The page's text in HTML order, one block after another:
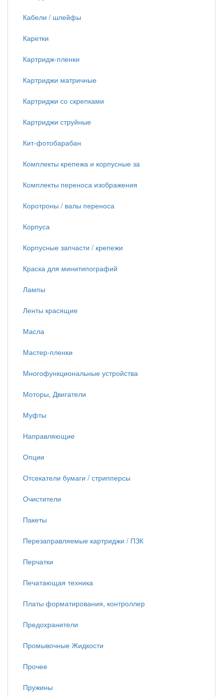
Кабели / шлейфы
Каретки
Картридж-пленки
Картриджи матричные
Картриджи со скрепками
Картриджи струйные
Кит-фотобарабан
Комплекты крепежа и корпусные за
Комплекты переноса изображения
Коротроны / валы переноса
Корпуса
Корпусные запчасти / крепежи
Краска для минитипографий
Лампы
Ленты красящие
Масла
Мастер-пленки
Многофункциональные устройства
Моторы, Двигатели
Муфты
Направляющие
Опции
Отсекатели бумаги / стрипперсы
Очистители
Пакеты
Перезаправляемые картриджи / ПЗК
Перчатки
Печатающая техника
Платы форматирования, контроллер
Предохранители
Промывочные Жидкости
Прочее
Пружины